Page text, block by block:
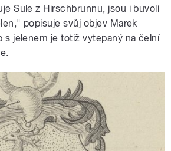
Sule z Hirschbrunnu, jsou i buvolí
popisuje svůj objev Marek
s jelenem je totiž vytepaný na čelní